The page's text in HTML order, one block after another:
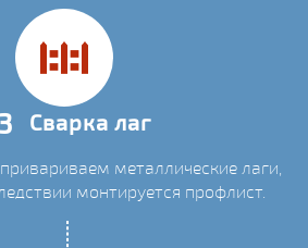
Сварка лаг
металлические лаги,
монтируется профлист.